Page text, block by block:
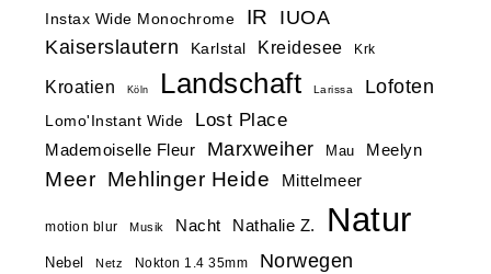
Instax Wide Monochrome
IR
IUOA
Kaiserslautern
Karlstal Kreidesee Krk
Kroatien Köln Landschaft Larissa Lofoten
Lomo'Instant Wide Lost Place
Mademoiselle Fleur Marxweiher Mau Meelyn
Meer Mehlinger Heide Mittelmeer
motion blur Musik Nacht Nathalie Z. Natur
Nebel Netz Nokton 1.4 35mm Norwegen